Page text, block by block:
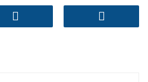
pure, il est durable et